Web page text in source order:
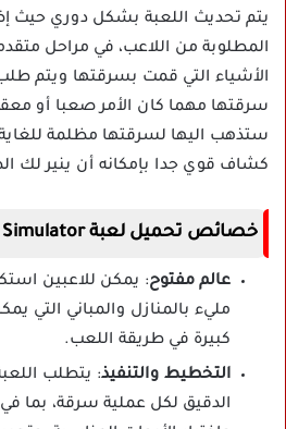
يتم تحديث اللعبة بشكل دوري حيث
المطلوبة من اللاعب، في مراحل
الأشياء التي قمت بسرقتها ويتم
سرقتها مهما كان الأمر صعبا أو
ستذهب اليها لسرقتها مظلمة
كشاف قوي جدا بإمكانه أن ينير لك
خصائص تحميل لعبة Thief Simulator مهكرة
عالم مفتوح: يمكن للاعبين
مليء بالمنازل والمباني التي
كبيرة في طريقة اللعب.
التخطيط والتنفيذ: يتطلب
الدقيق لكل عملية سرقة، بما